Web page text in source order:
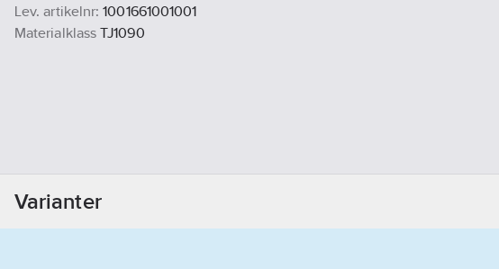
Lev. artikelnr: 1001661001001
Materialklass TJ1090
Varianter